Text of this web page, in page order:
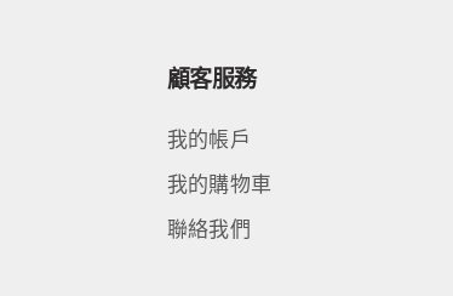
顧客服務
我的帳戶
我的購物車
聯絡我們